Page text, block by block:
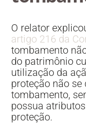
O relator
artigo 216 da
tombamento
do patrimônio
utilização da
proteção não
tombamento,
possua
proteção.